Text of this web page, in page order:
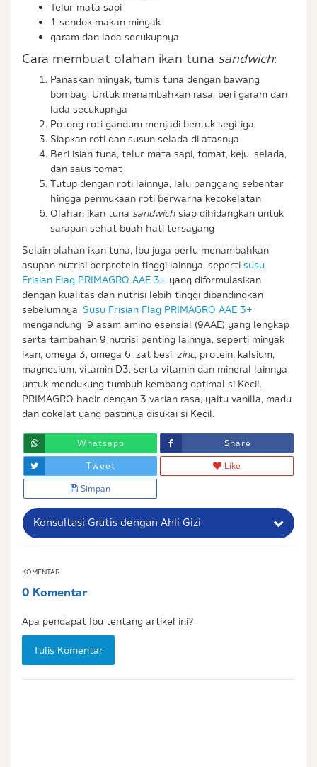
Telur mata sapi
1 sendok makan minyak
garam dan lada secukupnya
Cara membuat olahan ikan tuna sandwich:
Panaskan minyak, tumis tuna dengan bawang
bombay. Untuk menambahkan rasa, beri garam dan
lada secukupnya
Potong roti gandum menjadi bentuk segitiga
Siapkan roti dan susun selada di atasnya
Beri isian tuna, telur mata sapi, tomat, keju, selada,
dan saus tomat
Tutup dengan roti lainnya, lalu panggang sebentar
hingga permukaan roti berwarna kecokelatan
Olahan ikan tuna sandwich siap dihidangkan untuk
sarapan sehat buah hati tersayang
Selain olahan ikan tuna, Ibu juga perlu menambahkan
asupan nutrisi berprotein tinggi lainnya, seperti susu
Frisian Flag PRIMAGRO AAE 3+ yang diformulasikan
dengan kualitas dan nutrisi lebih tinggi dibandingkan
sebelumnya. Susu Frisian Flag PRIMAGRO AAE 3+
mengandung 9 asam amino esensial (9AAE) yang lengkap
serta tambahan 9 nutrisi penting lainnya, seperti minyak
ikan, omega 3, omega 6, zat besi, zinc, protein, kalsium,
magnesium, vitamin D3, serta vitamin dan mineral lainnya
untuk mendukung tumbuh kembang optimal si Kecil.
PRIMAGRO hadir dengan 3 varian rasa, yaitu vanilla, madu
dan cokelat yang pastinya disukai si Kecil.
Whatsapp Share
Tweet Like
Simpan
Konsultasi Gratis dengan Ahli Gizi
No. Handphone (Whatsapp)
Buat Password
Status / Kondisi Ibu Saat Ini
KOMENTAR
0 Komentar
Apa pendapat Ibu tentang artikel ini?
Tulis Komentar